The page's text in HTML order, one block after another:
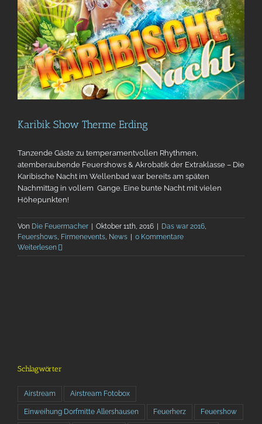
Karibik Show Therme Erding
Tanzende Gäste zu temperamentvollen Rhythmen,
atemberaubende Feuershows & Akrobatik der Extraklasse – Die
Karibische Nacht im Wellenbad war bereits am späten
Nachmittag in vollem Gange. Eine bunte Nacht mit vielen
Höhepunkten!
Von Die Feuermacher Oktober 11th, 2016 Das war 2016,
Feuershows, Firmenevents, News
0 Kommentare
Weiterlesen
Schlagwörter
Airstream Airstream Fotobox
Einweihung Dorfmitte Allershausen Feuerherz Feuershow